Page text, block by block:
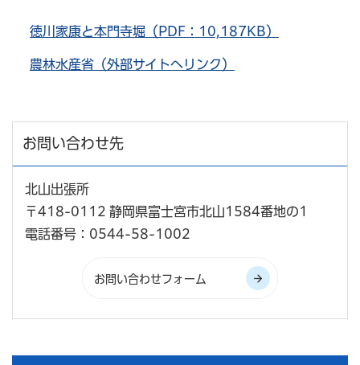
徳川家康と本門寺堀（PDF：10,187KB）
農林水産省（外部サイトへリンク）
お問い合わせ先
北山出張所
〒418-0112 静岡県富士宮市北山1584番地の1
電話番号：0544-58-1002